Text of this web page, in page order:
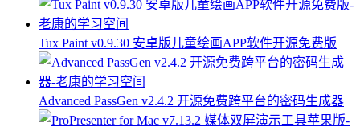
Tux Paint v0.9.30 安卓版儿童绘画APP软件开源免费版
Advanced PassGen v2.4.2 开源免费跨平台的密码生成器